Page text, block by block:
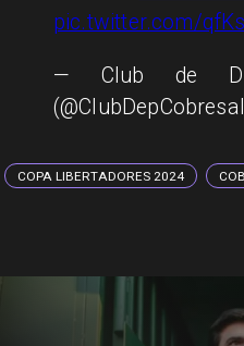
pic.twitter.com/
— Club de
COPA LIBERTADORES 2024